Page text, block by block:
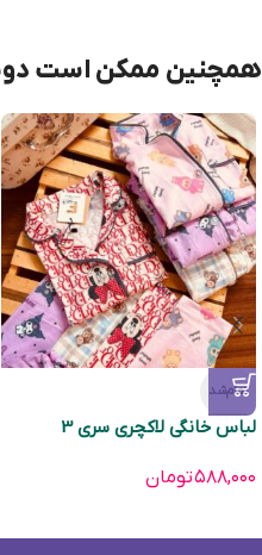
همچنین ممکن است
تمام‌شد
لباس خانگی لاکچری سری 3
۵۸۸,۰۰۰تومان